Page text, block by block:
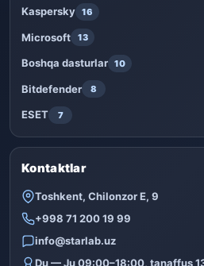
Kaspersky 16
Microsoft 13
Boshqa dasturlar 10
Bitdefender 8
ESET 7
Kontaktlar
Toshkent, Chilonzor E, 9
+998 71 200 19 99
info@starlab.uz
Du — Ju 09:00–18:00, tanaffus